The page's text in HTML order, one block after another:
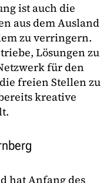
ist auch die
aus dem Ausland
zu verringern.
Lösungen zu
für den
freien Stellen zu
kreative
hat Anfang des